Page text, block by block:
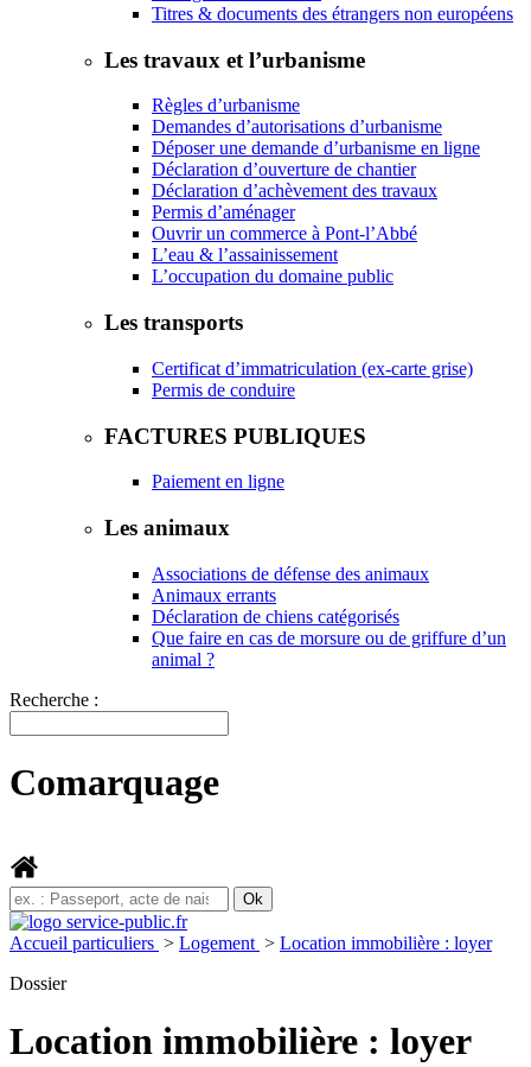
Titres & documents des étrangers non européens
Les travaux et l’urbanisme
Règles d’urbanisme
Demandes d’autorisations d’urbanisme
Déposer une demande d’urbanisme en ligne
Déclaration d’ouverture de chantier
Déclaration d’achèvement des travaux
Permis d’aménager
Ouvrir un commerce à Pont-l’Abbé
L’eau & l’assainissement
L’occupation du domaine public
Les transports
Certificat d’immatriculation (ex-carte grise)
Permis de conduire
FACTURES PUBLIQUES
Paiement en ligne
Les animaux
Associations de défense des animaux
Animaux errants
Déclaration de chiens catégorisés
Que faire en cas de morsure ou de griffure d’un
animal ?
Recherche :
Comarquage
Accueil particuliers > Logement > Location immobilière : loyer
Dossier
Location immobilière : loyer